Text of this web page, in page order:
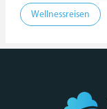
Wellnessreisen